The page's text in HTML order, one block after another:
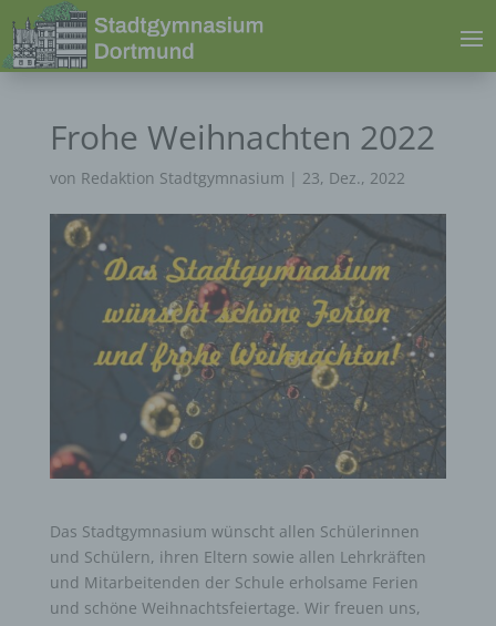
Frohe Weihnachten 2022
von Redaktion Stadtgymnasium | 23, Dez., 2022
Das Stadtgymnasium wünscht allen Schülerinnen
und Schülern, ihren Eltern sowie allen Lehrkräften
und Mitarbeitenden der Schule erholsame Ferien
und schöne Weihnachtsfeiertage. Wir freuen uns,